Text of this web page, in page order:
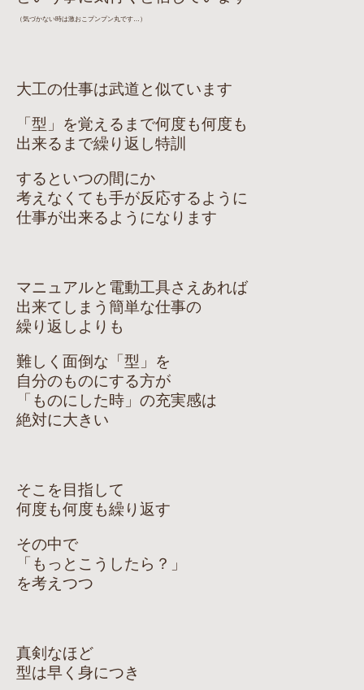
（気づかない時は激おこプンプン丸です…）
大工の仕事は武道と似ています
「型」を覚えるまで何度も何度も
出来るまで繰り返し特訓
するといつの間にか
考えなくても手が反応するように
仕事が出来るようになります
マニュアルと電動工具さえあれば
出来てしまう簡単な仕事の
繰り返しよりも
難しく面倒な「型」を
自分のものにする方が
「ものにした時」の充実感は
絶対に大きい
そこを目指して
何度も何度も繰り返す
その中で
「もっとこうしたら？」
を考えつつ
真剣なほど
型は早く身につき